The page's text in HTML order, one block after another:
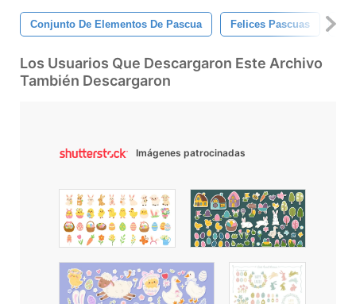
Conjunto De Elementos De Pascua Felices Pascuas
Los Usuarios Que Descargaron Este Archivo
También Descargaron
Imágenes patrocinadas